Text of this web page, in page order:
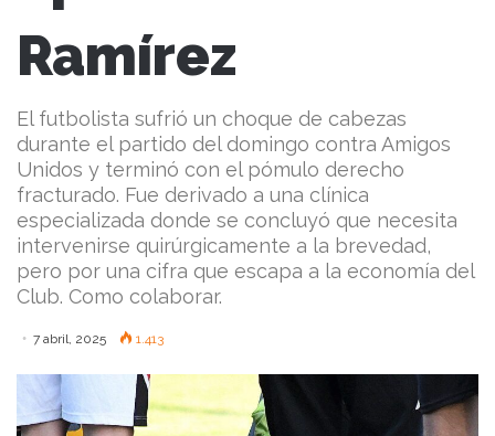
Ramírez
El futbolista sufrió un choque de cabezas
durante el partido del domingo contra Amigos
Unidos y terminó con el pómulo derecho
fracturado. Fue derivado a una clínica
especializada donde se concluyó que necesita
intervenirse quirúrgicamente a la brevedad,
pero por una cifra que escapa a la economía del
Club. Como colaborar.
7 abril, 2025 1.413